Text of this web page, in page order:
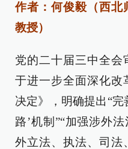
作者：何俊毅（西北
教授）
党的二十届三中全会
于进一步全面深化改
决定》，明确提出“完
路’机制”“加强涉外
外立法、执法、司法